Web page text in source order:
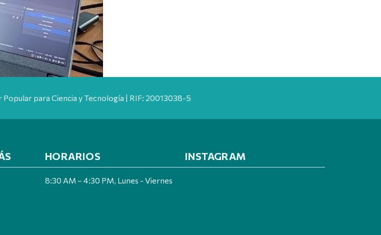
para Ciencia y Tecnología | RIF: 20013038-5
HORARIOS
8:30 AM – 4:30 PM, Lunes - Viernes
INSTAGRAM